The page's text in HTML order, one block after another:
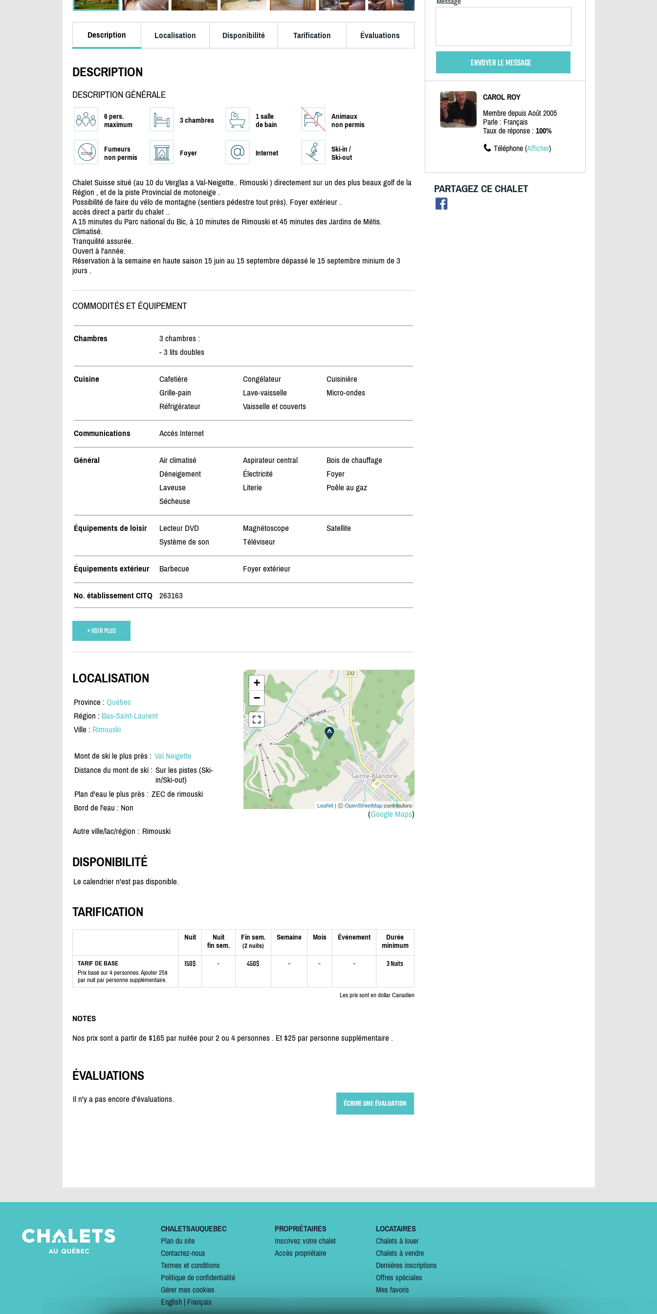
Description Localisation Disponibilité Tarification Évaluations
DESCRIPTION
DESCRIPTION GÉNÉRALE
6 pers.
maximum
3 chambres
1 salle
de bain
Animaux
non permis
Fumeurs
non permis
Foyer Internet
Ski-in /
Ski-out
Chalet Suisse situé (au 10 du Verglas a Val-Neigette.. Rimouski ) directement sur un des plus beaux golf de la
Région , et de la piste Provincial de motoneige .
Possibilité de faire du vélo de montagne (sentiers pédestre tout près). Foyer extérieur .
accès direct a partir du chalet ..
A 15 minutes du Parc national du Bic, à 10 minutes de Rimouski et 45 minutes des Jardins de Métis.
Climatisé.
Tranquilité assurée.
Ouvert à l'année.
Réservation à la semaine en haute saison 15 juin au 15 septembre dépassé le 15 septembre minium de 3
jours .
COMMODITÉS ET ÉQUIPEMENT
Chambres
3 chambres :
- 3 lits doubles
Cuisine Cafetière Congélateur
Cuisinière
Grille-pain
Lave-vaisselle
Micro-ondes
Réfrigérateur
Vaisselle et couverts
Communications Accès Internet
Général Air climatisé Aspirateur central
Bois de chauffage
Déneigement
Électricité
Foyer
Laveuse
Literie
Poêle au gaz
Sécheuse
Équipements de loisir Lecteur DVD Magnétoscope
Satellite
Système de son
Téléviseur
Équipements extérieur Barbecue Foyer extérieur
No. établissement CITQ 263163
+ VOIR PLUS
+
−
Leaflet| ⒸOpenStreetMapcontributors
(Google Maps)
LOCALISATION
Province : Québec
Région : Bas-Saint-Laurent
Ville : Rimouski
Mont de ski le plus près : Val Neigette
Distance du mont de ski : Sur les pistes (Ski-
in/Ski-out)
Plan d'eau le plus près : ZEC de rimouski
Bord de l'eau : Non
Autre ville/lac/région : Rimouski
DISPONIBILITÉ
Le calendrier n'est pas disponible.
TARIFICATION
Nuit
Nuit
fin sem.
Fin sem.
(2 nuits)
Semaine Mois Événement
Durée
minimum
TARIF DE BASE
Prix basé sur 4 personnes. Ajouter 25$
par nuit par personne supplémentaire.
150$ - 450$ - - - 3 Nuits
Les prix sont en dollar Canadien
NOTES
Nos prix sont a partir de $165 par nuitée pour 2 ou 4 personnes . Et $25 par personne supplémentaire .
ÉVALUATIONS
Il n'y a pas encore d'évaluations. ÉCRIRE UNE ÉVALUATION
CAROL ROY
Membre depuis Août 2005
Parle : Français
Taux de réponse : 100%
Téléphone (Afficher)
PARTAGEZ CE CHALET
CHALETSAUQUEBEC
Plan du site
Contactez-nous
Termes et conditions
Politique de confidentialité
Gérer mes cookies
English| Français
PROPRIÉTAIRES
Inscrivez votre chalet
Accès propriétaire
LOCATAIRES
Chalets à louer
Chalets à vendre
Dernières inscriptions
Offres spéciales
Mes favoris